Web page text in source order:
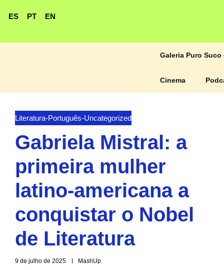
ES PT EN
Galeria Puro Suco
Cinema
Literatura-Português-Uncategorized
Gabriela Mistral: a
primeira mulher
latino-americana a
conquistar o Nobel
de Literatura
9 de julho de 2025 MashUp